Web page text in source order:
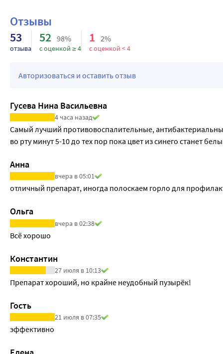
Отзывы
53
отзыва
52 98%
с оценкой ≥ 4
1 2%
с оценкой < 4
Авторизоваться и оставить отзыв
Гусева Нина Васильевна
4 часа назад
Самый лучший противовоспалительные,
во рту минут 5-10 до тех пор пока цвет из синего станет
Анна
вчера в 05:01
отличный препарат, иногда полоскаем горло для
Ольга
вчера в 02:38
Всё хорошо
Константин
27 июля в 10:13
Препарат хороший, но крайне неудобный пузырëк!
Гость
21 июля в 07:35
эффективно